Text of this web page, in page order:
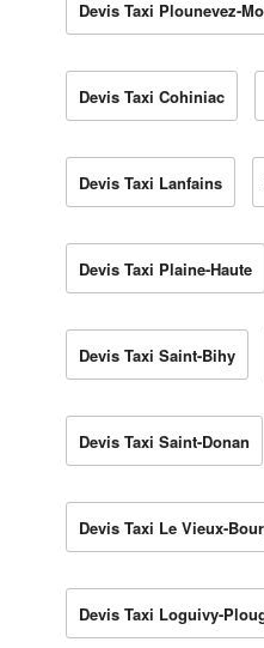
Devis Taxi Plounevez-
Devis Taxi Cohiniac
Devis Taxi Lanfains
Devis Taxi Plaine-Haute
Devis Taxi Saint-Bihy
Devis Taxi Saint-Donan
Devis Taxi Le Vieux-
Devis Taxi Loguivy-